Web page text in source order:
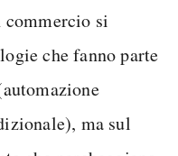
si
che fanno parte
ma sul